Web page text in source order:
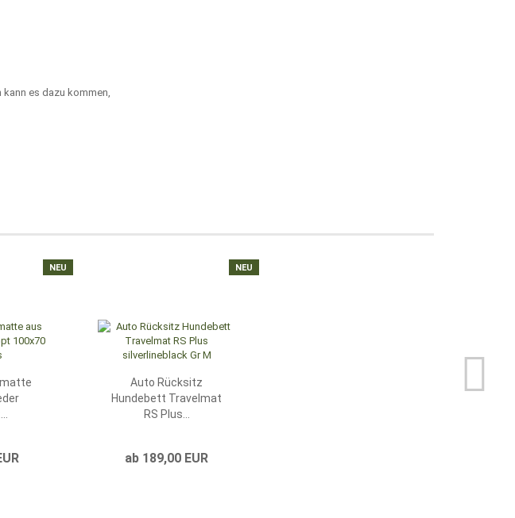
es dazu kommen,
NEU NEU
Auto Rücksitz
Hundebett Travelmat
RS Plus...
ab 189,00 EUR